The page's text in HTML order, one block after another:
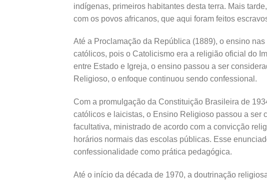
indígenas, primeiros habitantes desta terra. Mais
com os povos africanos, que aqui foram feitos
Até a Proclamação da República (1889), o ensino
católicos, pois o Catolicismo era a religião oficial do
entre Estado e Igreja, o ensino passou a ser
Religioso, o enfoque continuou sendo confessional.
Com a promulgação da Constituição Brasileira de
católicos e laicistas, o Ensino Religioso passou a ser
facultativa, ministrado de acordo com a convicção
horários normais das escolas públicas. Esse
confessionalidade como prática pedagógica.
Até o início da década de 1970, a doutrinação